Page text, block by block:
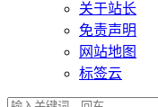
关于站长
免责声明
网站地图
标签云